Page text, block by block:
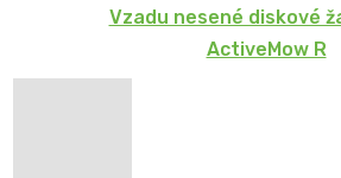
Vzadu nesené diskové
ActiveMow R